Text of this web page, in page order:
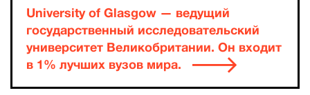
University of Glasgow — ведущий
государственный исследовательский
университет Великобритании. Он входит
в 1% лучших вузов мира.